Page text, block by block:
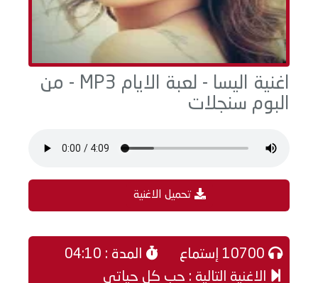
اغنية اليسا - لعبة الايام MP3 - من
البوم سنجلات
تحميل الاغنية
المدة : 04:10
الاغنية التالية : حب كل حياتي